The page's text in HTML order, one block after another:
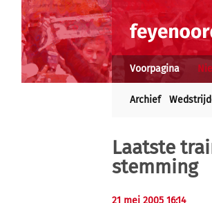
Voorpagina
Archief
Laatste
stemming
21 mei 2005 16:14